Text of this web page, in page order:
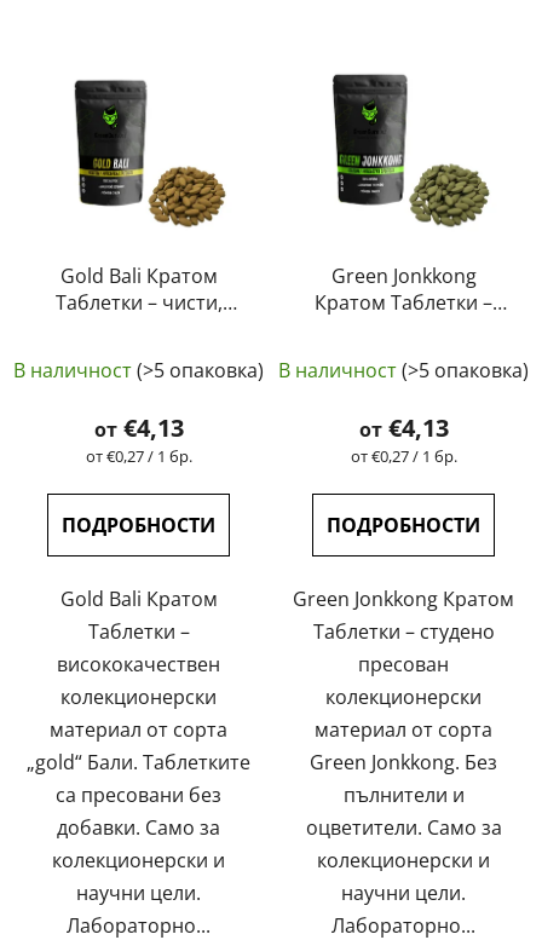
Gold Bali Кратом
Таблетки – чисти,
тествани | GreenGuru
В наличност(>5 опаковка)
от€4,13
Измерване
цената:
от €0,27 / 1 бр.
ПОДРОБНОСТИ
Gold Bali Кратом
Таблетки –
висококачествен
колекционерски
материал от сорта
„gold“ Бали. Таблетките
са пресовани без
добавки. Само за
колекционерски и
научни цели.
Лабораторно...
Green Jonkkong
Кратом Таблетки –
тествани | GreenGuru
оценка
на
продукта
5,0
звезди.
В наличност(>5 опаковка)
от€4,13
Измерване
цената:
от €0,27 / 1 бр.
ПОДРОБНОСТИ
Green Jonkkong Кратом
Таблетки – студено
пресован
колекционерски
материал от сорта
Green Jonkkong. Без
пълнители и
оцветители. Само за
колекционерски и
научни цели.
Лабораторно...